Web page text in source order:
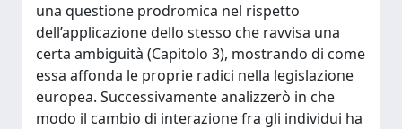
una questione prodromica nel rispetto
dell’applicazione dello stesso che ravvisa una
certa ambiguità (Capitolo 3), mostrando di come
essa affonda le proprie radici nella legislazione
europea. Successivamente analizzerò in che
modo il cambio di interazione fra gli individui ha